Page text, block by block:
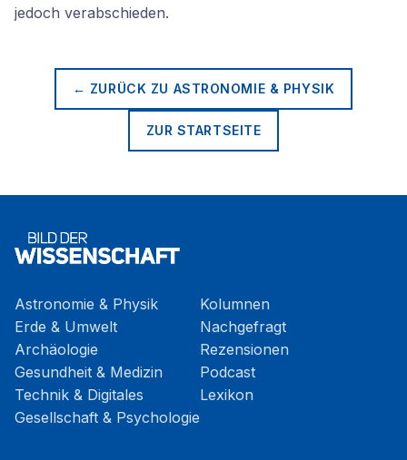
jedoch verabschieden.
← ZURÜCK ZU ASTRONOMIE & PHYSIK
ZUR STARTSEITE
Astronomie & Physik
Erde & Umwelt
Archäologie
Gesundheit & Medizin
Technik & Digitales
Gesellschaft & Psychologie
Kolumnen
Nachgefragt
Rezensionen
Podcast
Lexikon